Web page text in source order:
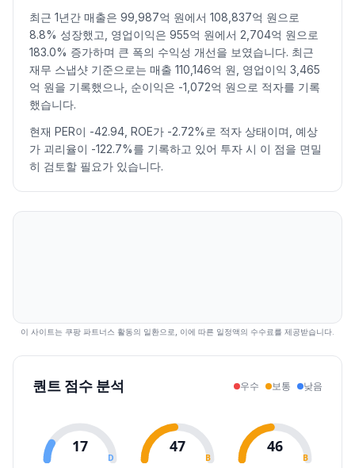
2026.07.16
3450 3570 3410 3490 -1.27
3623102
2026.07.20
3415 34753355 3385 -3.01 3626755
2026.07.21
3355 3430 3280 3405 0.59 3726310
2026.07.22
3490364034803535 3.82 5307987
2026.07.23
35603795 3535 37907.21
6280553
2026.07.24
3705
2026.07.27
36453655 3510 3595 1.70
2916875
2026.07.28
348535003285 3355 -6.684291827
2026.07.29
338534202975 3160
2026.07.30
30703415 30703265 3.32 5521283
2026.07.31
339534803135 3305 1.23 12525065
최근 1년간 매출은 99,987억 원에서 108,837억 원으로
8.8% 성장했고, 영업이익은 955억 원에서 2,704억 원으로
183.0% 증가하며 큰 폭의 수익성 개선을 보였습니다. 최근
재무 스냅샷 기준으로는 매출 110,146억 원, 영업이익 3,465
억 원을 기록했으나, 순이익은 -1,072억 원으로 적자를 기록
했습니다.
현재 PER이 -42.94, ROE가 -2.72%로 적자 상태이며, 예상
가 괴리율이 -122.7%를 기록하고 있어 투자 시 이 점을 면밀
히 검토할 필요가 있습니다.
이 사이트는 쿠팡 파트너스 활동의 일환으로, 이에 따른 일정액의 수수료를 제공받습니다.
퀀트 점수 분석 우수 보통 낮음
17
D
47
B
46
B